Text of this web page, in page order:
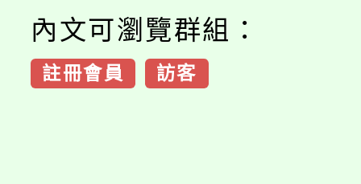
內文可瀏覽群組：
註冊會員 訪客